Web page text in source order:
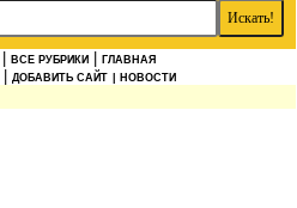
ВСЕ РУБРИКИ
ГЛАВНАЯ
ДОБАВИТЬ САЙТ | НОВОСТИ